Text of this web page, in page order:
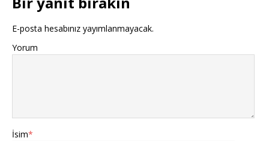
E-posta hesabınız yayımlanmayacak.
Yorum
İsim*